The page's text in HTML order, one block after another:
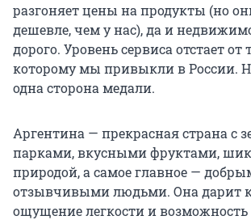
разгоняет цены на продукты (но
дешевле, чем у нас), да и
дорого. Уровень сервиса отстает от
которому мы привыкли в России.
одна сторона медали.
Аргентина — прекрасная страна с
парками, вкусными фруктами,
природой, а самое главное —
отзывчивыми людьми. Она дарит
ощущение легкости и